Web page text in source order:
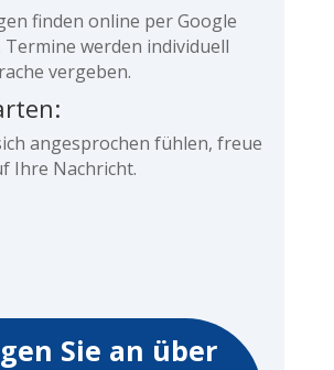
finden online per Google
werden individuell
vergeben.
angesprochen fühlen, freue
Ihre Nachricht.
Sie an über